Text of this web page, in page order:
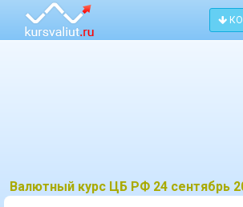
Bалютный курс ЦБ РФ 24 сентябрь